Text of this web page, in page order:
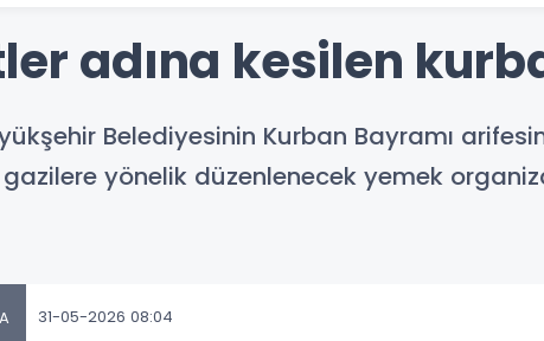
adına kesilen
Belediyesinin Kurban Bayramı
yönelik düzenlenecek yemek
31-05-2026 08:04